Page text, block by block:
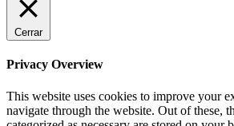
Cerrar
Privacy Overview
This website uses cookies to improve your
navigate through the website. Out of these,